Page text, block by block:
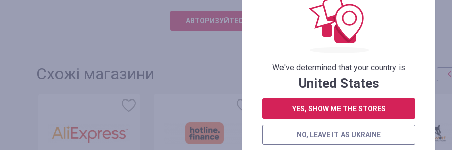
АВТОРИЗУЙТЕСЬ, ЩОБ ЗАЛИШИТИ ВІДГУК
Схожі магазини We've determined that your country is
United States
YES, SHOW ME THE STORES
NO, LEAVE IT AS UKRAINE